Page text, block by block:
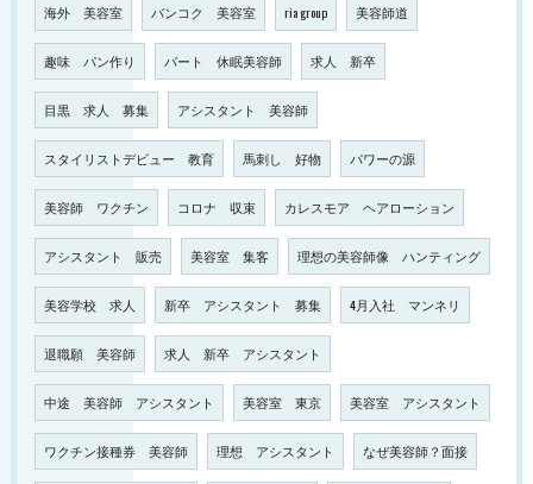
海外 美容室 バンコク 美容室 ria group 美容師道
趣味 パン作り パート 休眠美容師 求人 新卒
目黒 求人 募集 アシスタント 美容師
スタイリストデビュー 教育 馬刺し 好物 パワーの源
美容師 ワクチン コロナ 収束 カレスモア ヘアローション
アシスタント 販売 美容室 集客 理想の美容師像 ハンティング
美容学校 求人 新卒 アシスタント 募集 4月入社 マンネリ
退職願 美容師 求人 新卒 アシスタント
中途 美容師 アシスタント 美容室 東京 美容室 アシスタント
ワクチン接種券 美容師 理想 アシスタント なぜ美容師？面接